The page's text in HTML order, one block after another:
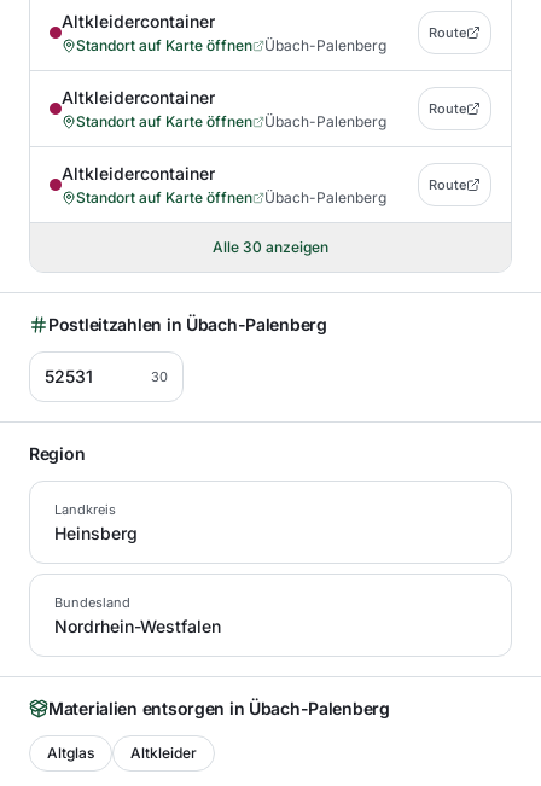
Altkleidercontainer
Standort auf Karte öffnen Übach-Palenberg
Route
Altkleidercontainer
Standort auf Karte öffnen Übach-Palenberg
Route
Altkleidercontainer
Standort auf Karte öffnen Übach-Palenberg
Route
Alle 30 anzeigen
Postleitzahlen in Übach-Palenberg
52531 30
Region
Landkreis
Heinsberg
Bundesland
Nordrhein-Westfalen
Materialien entsorgen in Übach-Palenberg
Altglas Altkleider